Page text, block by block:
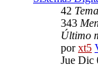
42
343
Último
porxt5
Jue Dic